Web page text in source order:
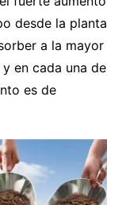
desde la planta
a la mayor
en cada una de
es de